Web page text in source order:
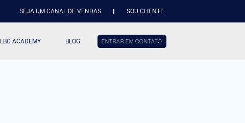
SEJA UM CANAL DE VENDAS SOU CLIENTE
LBC ACADEMY BLOG ENTRAR EM CONTATO